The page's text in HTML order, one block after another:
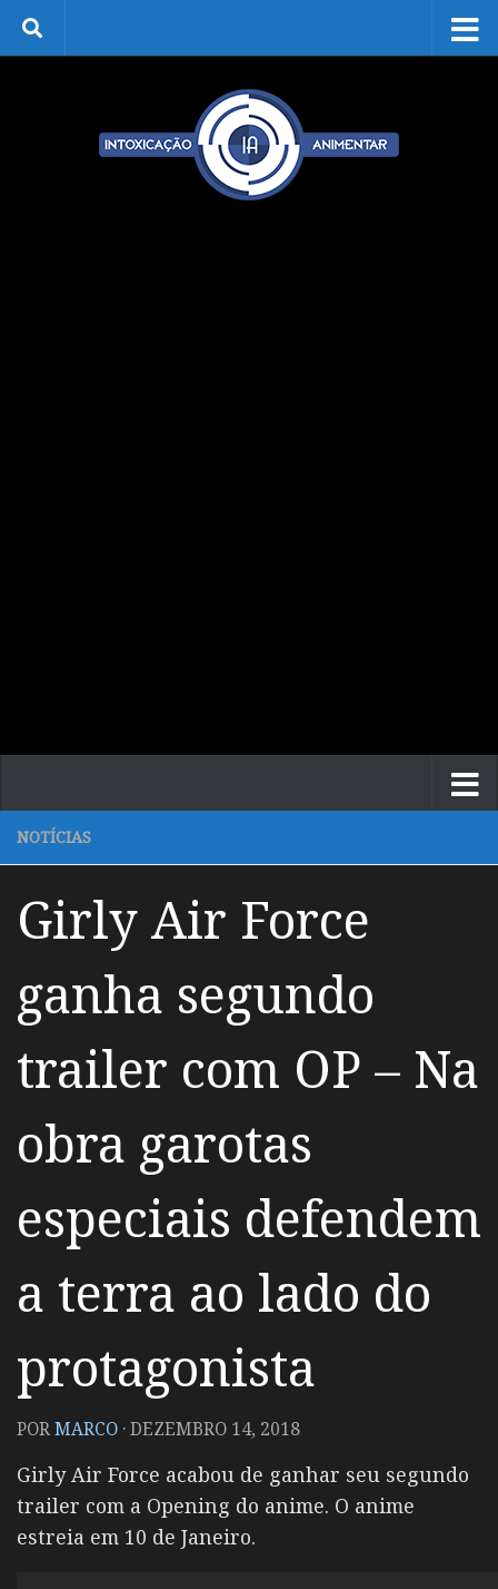
Skip to content
NOTÍCIAS
Girly Air Force
ganha segundo
trailer com OP – Na
obra garotas
especiais defendem
a terra ao lado do
protagonista
PORMARCO ·DEZEMBRO 14, 2018
Girly Air Force acabou de ganhar seu segundo
trailer com a Opening do anime. O anime
estreia em 10 de Janeiro.